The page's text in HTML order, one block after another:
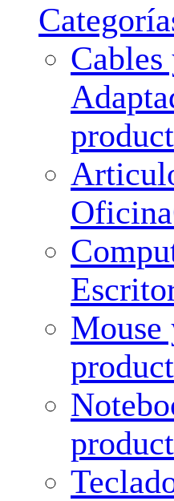
Cables
Oficina
Mouse